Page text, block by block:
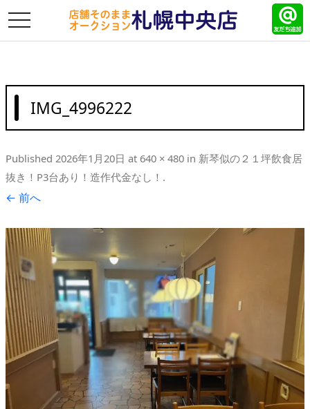
toggle
IMG_4996222
Published 2026年1月20日 at 640 × 480 in 新琴似の２１坪飲食居
抜き！P3台あり！造作代金なし！ .
← 前へ